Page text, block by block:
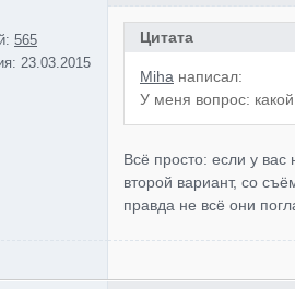
565
23.03.2015
Цитата
Miha написал:
У меня вопрос:
Всё просто: если у вас
второй вариант, со
правда не всё они